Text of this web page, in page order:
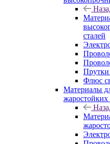
сталей
Флюс
Материалы
жаростойких